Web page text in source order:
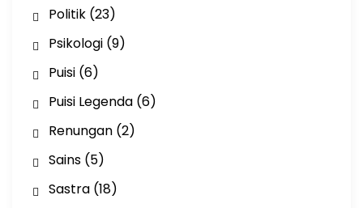
Politik(23)
Psikologi(9)
Puisi(6)
Puisi Legenda(6)
Renungan(2)
Sains(5)
Sastra(18)